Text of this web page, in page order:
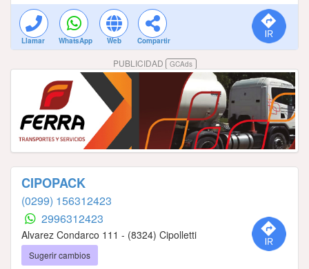
Llamar WhatsApp Web Compartir
PUBLICIDAD GCAds
CIPOPACK
(0299) 156312423
2996312423
Alvarez Condarco 111 - (8324) Cipolletti
Sugerir cambios